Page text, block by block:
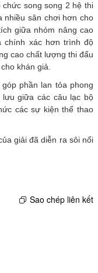
song song 2 hệ thi
nhiều sân chơi hơn cho
giữa nhóm nâng cao
chính xác hơn trình độ
cao chất lượng thi đấu
khán giả.
phần lan tỏa phong
giữa các câu lạc bộ
các sự kiện thể thao
giải đã diễn ra sôi nổi
Sao chép liên kết